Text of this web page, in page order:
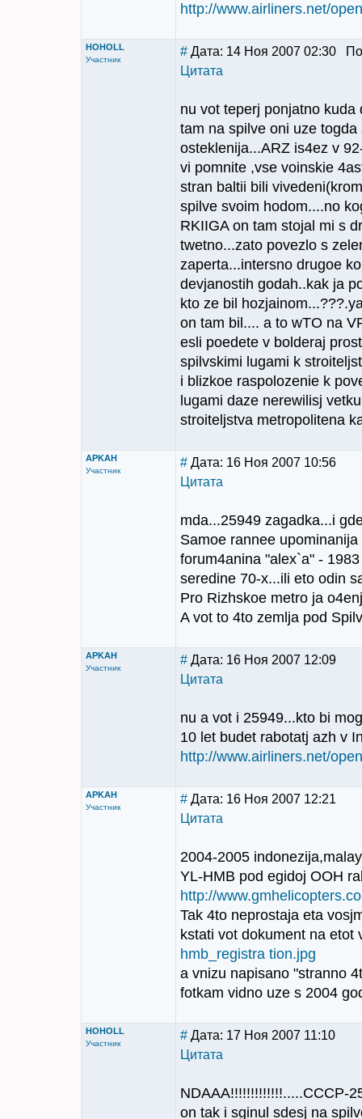
http://www.airliners.net/
HOHOLL
Участник
# Дата: 14 Ноя 2007 02:30
Цитата
nu vot teperj ponjatno
tam na spilve oni uze
osteklenija...ARZ is4ez v
vi pomnite ,vse voinskie
stran baltii bili
spilve svoim hodom....no
RKIIGA on tam stojal mi s
twetno...zato povezlo s
zaperta...intersno drugoe
devjanostih godah..kak ja
kto ze bil
on tam bil.... a to wTO na
esli poedete v bolderaj
spilvskimi lugami k
i blizkoe raspolozenie k
lugami daze nerewilisj
stroiteljstva metropolitena
APKAH
Участник
# Дата: 16 Ноя 2007 10:56
Цитата
mda...25949 zagadka...i
Samoe rannee
forum4anina "alex`a" -
seredine 70-x...ili eto odin
Pro Rizhskoe metro ja
A vot to 4to zemlja pod
APKAH
Участник
# Дата: 16 Ноя 2007 12:09
Цитата
nu a vot i 25949...kto bi
10 let budet rabotatj azh v
http://www.airliners.net/
APKAH
Участник
# Дата: 16 Ноя 2007 12:21
Цитата
2004-2005
YL-HMB pod egidoj OOH
http://
Tak 4to neprostaja eta
kstati vot dokument na etot
hmb_registra tion.jpg
a vnizu napisano "stranno
fotkam vidno uze s 2004
HOHOLL
Участник
# Дата: 17 Ноя 2007 11:10
Цитата
NDAAA!!!!!!!!!!!!!.....CCCP-
on tak i sginul sdesj na